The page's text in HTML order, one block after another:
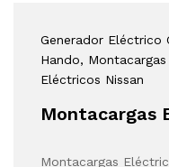
Generador Eléctrico
Hando,
Eléctricos Nissan
Montacargas
Montacargas